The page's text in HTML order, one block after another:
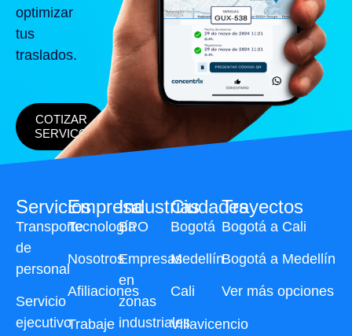
optimizar
tus
traslados.
COTIZAR
SERVICO
Servicios
Transporte
de
personal
Servicio
ejecutivo
Industrias
BPO
Empresas
en
zonas
industriales
Ciudades
Bogotá
Medellín
Cali
Villavicencio
Trayectos
Bogotá a Cali
Bogotá a Medellín
Ver más opciones
Empresa
Tecnología
Nosotros
Afiliaciones
Trabaje